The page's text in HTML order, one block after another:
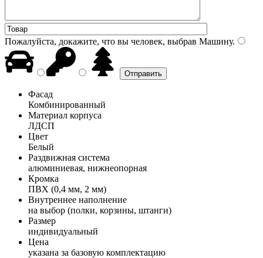
Пожалуйста, докажите, что вы человек, выбрав Машину.
Фасад
Комбинированный
Материал корпуса
ЛДСП
Цвет
Белый
Раздвижная система
алюминиевая, нижнеопорная
Кромка
ПВХ (0,4 мм, 2 мм)
Внутреннее наполнение
на выбор (полки, корзины, штанги)
Размер
индивидуальный
Цена
указана за базовую комплектацию